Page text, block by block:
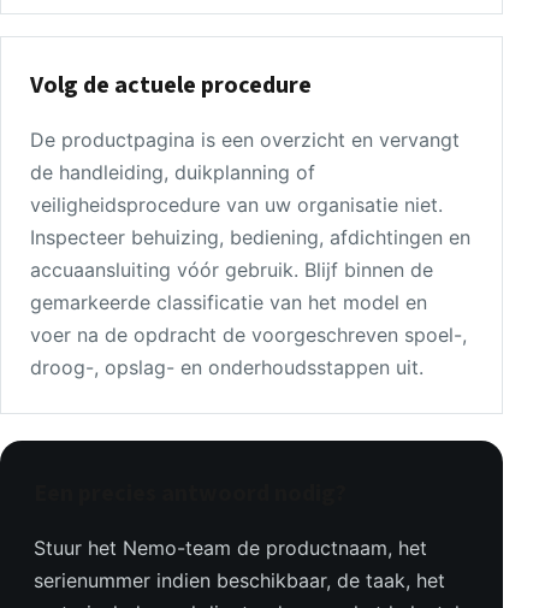
Volg de actuele procedure
De productpagina is een overzicht en vervangt
de handleiding, duikplanning of
veiligheidsprocedure van uw organisatie niet.
Inspecteer behuizing, bediening, afdichtingen en
accuaansluiting vóór gebruik. Blijf binnen de
gemarkeerde classificatie van het model en
voer na de opdracht de voorgeschreven spoel-,
droog-, opslag- en onderhoudsstappen uit.
Stuur het Nemo-team de productnaam, het
serienummer indien beschikbaar, de taak, het